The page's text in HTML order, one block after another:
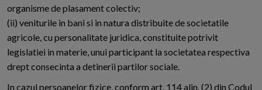
organisme de plasament colectiv;
(ii) veniturile in bani si in natura distribuite de societatile
agricole, cu personalitate juridica, constituite potrivit
legislatiei in materie, unui participant la societatea respectiva
drept consecinta a detinerii partilor sociale.
In cazul persoanelor fizice, conform art. 114 alin. (2) din Codul